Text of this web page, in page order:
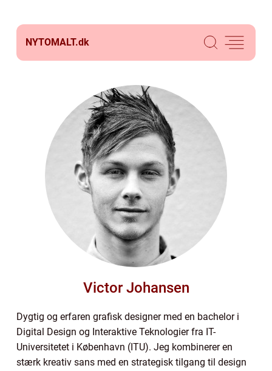
NYTOMALT.dk
Victor Johansen
Dygtig og erfaren grafisk designer med en bachelor i
Digital Design og Interaktive Teknologier fra IT-
Universitetet i København (ITU). Jeg kombinerer en
stærk kreativ sans med en strategisk tilgang til design